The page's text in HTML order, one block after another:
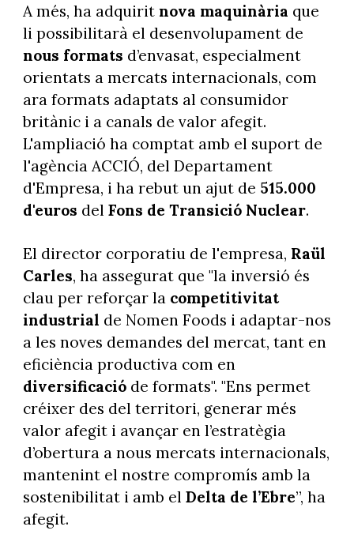
A més, ha adquirit nova maquinària que
li possibilitarà el desenvolupament de
nous formats d’envasat, especialment
orientats a mercats internacionals, com
ara formats adaptats al consumidor
britànic i a canals de valor afegit.
L'ampliació ha comptat amb el suport de
l'agència ACCIÓ, del Departament
d'Empresa, i ha rebut un ajut de 515.000
d'euros del Fons de Transició Nuclear.
El director corporatiu de l'empresa, Raül
Carles, ha assegurat que "la inversió és
clau per reforçar la competitivitat
industrial de Nomen Foods i adaptar-nos
a les noves demandes del mercat, tant en
eficiència productiva com en
diversificació de formats". "Ens permet
créixer des del territori, generar més
valor afegit i avançar en l’estratègia
d’obertura a nous mercats internacionals,
mantenint el nostre compromís amb la
sostenibilitat i amb el Delta de l’Ebre”, ha
afegit.